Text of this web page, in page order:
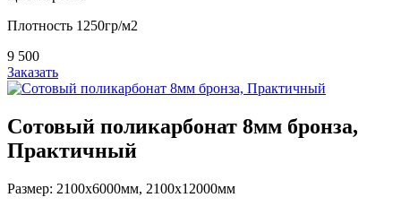
Плотность 1250гр/м2
9 500
Заказать
Сотовый поликарбонат 8мм бронза,
Практичный
Размер: 2100х6000мм, 2100х12000мм